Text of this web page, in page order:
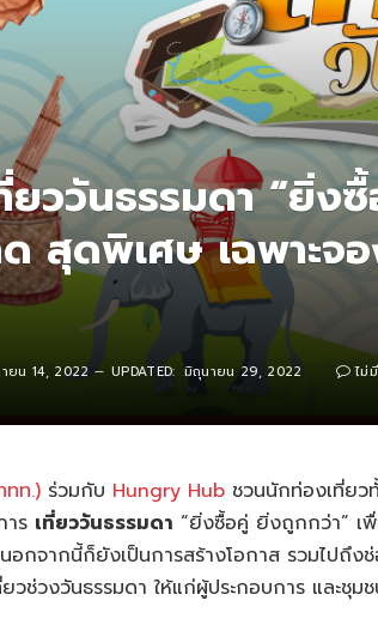
ววันธรรมดา “ยิ่ง
สุดพิเศษ เฉพาะจ
ยน 14, 2022 UPDATED: มิถุนายน 29, 2022 ไม่
ทท.) ร่วมกับ Hungry Hub ชวนนักท่องเที่ยว
าร เที่ยววันธรรมดา “ยิ่งซื้อคู่ ยิ่งถูกกว่า” เ
อกจากนี้ก็ยังเป็นการสร้างโอกาส รวมไปถึง
วช่วงวันธรรมดา ให้แก่ผู้ประกอบการ และชุม